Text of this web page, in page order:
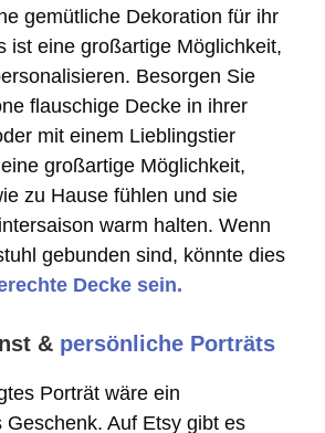
gemütliche Dekoration für ihr
ist eine großartige Möglichkeit,
Besorgen Sie
flauschige Decke in ihrer
mit einem Lieblingstier
großartige Möglichkeit,
zu Hause fühlen und sie
warm halten. Wenn
gebunden sind, könnte dies
Decke sein.
& persönliche Porträts
Porträt wäre ein
Geschenk. Auf Etsy gibt es